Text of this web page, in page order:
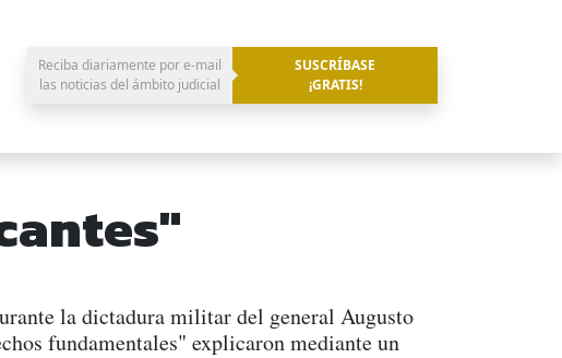
Reciba diariamente por e-mail
las noticias del ámbito judicial
SUSCRÍBASE
¡GRATIS!
la dictadura militar del general Augusto
fundamentales" explicaron mediante un